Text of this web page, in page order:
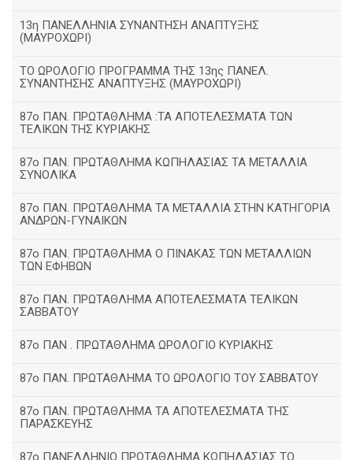
13η ΠΑΝΕΛΛΗΝΙΑ ΣΥΝΑΝΤΗΣΗ ΑΝΑΠΤΥΞΗΣ
(ΜΑΥΡΟΧΩΡΙ)
ΤΟ ΩΡΟΛΟΓΙΟ ΠΡΟΓΡΑΜΜΑ ΤΗΣ 13ης ΠΑΝΕΛ.
ΣΥΝΑΝΤΗΣΗΣ ΑΝΑΠΤΥΞΗΣ (ΜΑΥΡΟΧΩΡΙ)
87ο ΠΑΝ. ΠΡΩΤΑΘΛΗΜΑ :ΤΑ ΑΠΟΤΕΛΕΣΜΑΤΑ ΤΩΝ
ΤΕΛΙΚΩΝ ΤΗΣ ΚΥΡΙΑΚΗΣ
87ο ΠΑΝ. ΠΡΩΤΑΘΛΗΜΑ ΚΩΠΗΛΑΣΙΑΣ ΤΑ ΜΕΤΑΛΛΙΑ
ΣΥΝΟΛΙΚΑ
87ο ΠΑΝ. ΠΡΩΤΑΘΛΗΜΑ ΤΑ ΜΕΤΑΛΛΙΑ ΣΤΗΝ ΚΑΤΗΓΟΡΙΑ
ΑΝΔΡΩΝ-ΓΥΝΑΙΚΩΝ
87ο ΠΑΝ. ΠΡΩΤΑΘΛΗΜΑ Ο ΠΙΝΑΚΑΣ ΤΩΝ ΜΕΤΑΛΛΙΩΝ
ΤΩΝ ΕΦΗΒΩΝ
87ο ΠΑΝ. ΠΡΩΤΑΘΛΗΜΑ ΑΠΟΤΕΛΕΣΜΑΤΑ ΤΕΛΙΚΩΝ
ΣΑΒΒΑΤΟΥ
87ο ΠΑΝ . ΠΡΩΤΑΘΛΗΜΑ ΩΡΟΛΟΓΙΟ ΚΥΡΙΑΚΗΣ
87ο ΠΑΝ. ΠΡΩΤΑΘΛΗΜΑ ΤΟ ΩΡΟΛΟΓΙΟ ΤΟΥ ΣΑΒΒΑΤΟΥ
87ο ΠΑΝ. ΠΡΩΤΑΘΛΗΜΑ ΤΑ ΑΠΟΤΕΛΕΣΜΑΤΑ ΤΗΣ
ΠΑΡΑΣΚΕΥΗΣ
87ο ΠΑΝΕΛΛΗΝΙΟ ΠΡΩΤΑΘΛΗΜΑ ΚΩΠΗΛΑΣΙΑΣ ΤΟ